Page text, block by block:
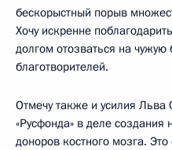
бескорыстный порыв
Хочу искренне
долгом отозваться на
благотворителей.
Отмечу также и усилия
«Русфонда» в деле создания
доноров костного мозга.